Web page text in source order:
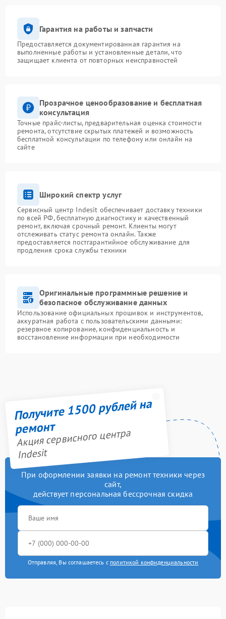
Гарантия на работы и запчасти
Предоставляется документированная гарантия на
выполненные работы и установленные детали, что
защищает клиента от повторных неисправностей
Прозрачное ценообразование и бесплатная
консультация
Точные прайс-листы, предварительная оценка стоимости
ремонта, отсутствие скрытых платежей и возможность
бесплатной консультации по телефону или онлайн на
сайте
Широкий спектр услуг
Сервисный центр Indesit обеспечивает доставку техники
по всей РФ, бесплатную диагностику и качественный
ремонт, включая срочный ремонт. Клиенты могут
отслеживать статус ремонта онлайн. Также
предоставляется постгарантийное обслуживание для
продления срока службы техники
Оригинальные программные решение и
безопасное обслуживание данных
Использование официальных прошивок и инструментов,
аккуратная работа с пользовательскими данными:
резервное копирование, конфиденциальность и
восстановление информации при необходимости
Получите 1500 рублей на
ремонт
Акция сервисного центра
Indesit
При оформлении заявки на ремонт техники через
сайт,
действует персональная бессрочная скидка
Отправляя, Вы соглашаетесь с политикой конфиденциальности